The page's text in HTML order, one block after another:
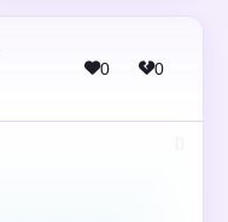
0 0